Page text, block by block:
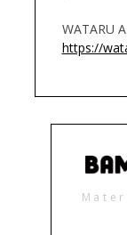
WATARU
https://